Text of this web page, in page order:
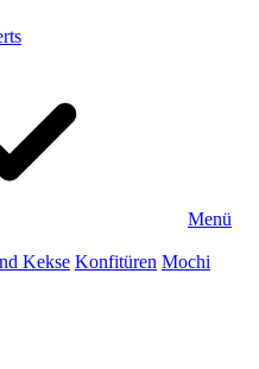
Menü
Kekse Konfitüren Mochi